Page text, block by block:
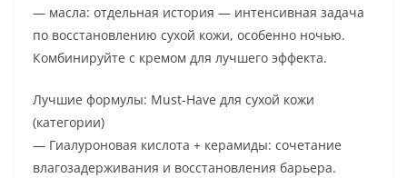
— масла: отдельная история — интенсивная задача
по восстановлению сухой кожи, особенно ночью.
Комбинируйте с кремом для лучшего эффекта.
Лучшие формулы: Must-Have для сухой кожи
(категории)
— Гиалуроновая кислота + керамиды: сочетание
влагозадерживания и восстановления барьера.